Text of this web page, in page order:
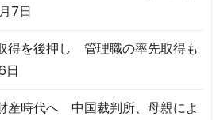
7日
得を後押し 管理職の率先取得も
日
産時代へ 中国裁判所、母親によ